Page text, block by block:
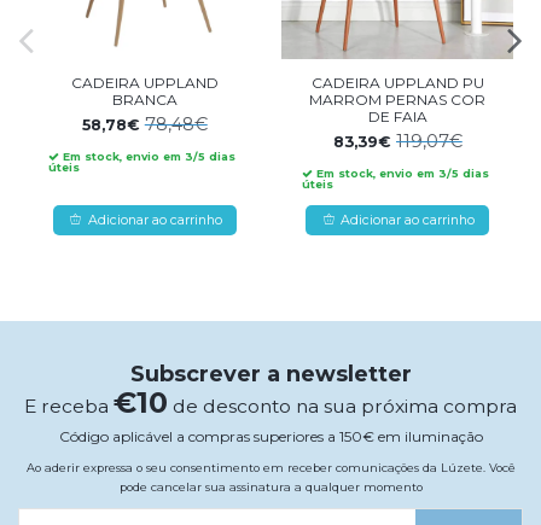
CADEIRA UPPLAND
BRANCA
58,78€78,48€
Em stock, envio em 3/5 dias
úteis
Adicionar ao carrinho
CADEIRA UPPLAND PU
MARROM PERNAS COR
DE FAIA
83,39€ 119,07€
Em stock, envio em 3/5 dias
úteis
Adicionar ao carrinho
Subscrever a newsletter
E receba €10 de desconto na sua próxima compra
Código aplicável a compras superiores a 150€ em iluminação
Ao aderir expressa o seu consentimento em receber comunicações da Lúzete. Você
pode cancelar sua assinatura a qualquer momento